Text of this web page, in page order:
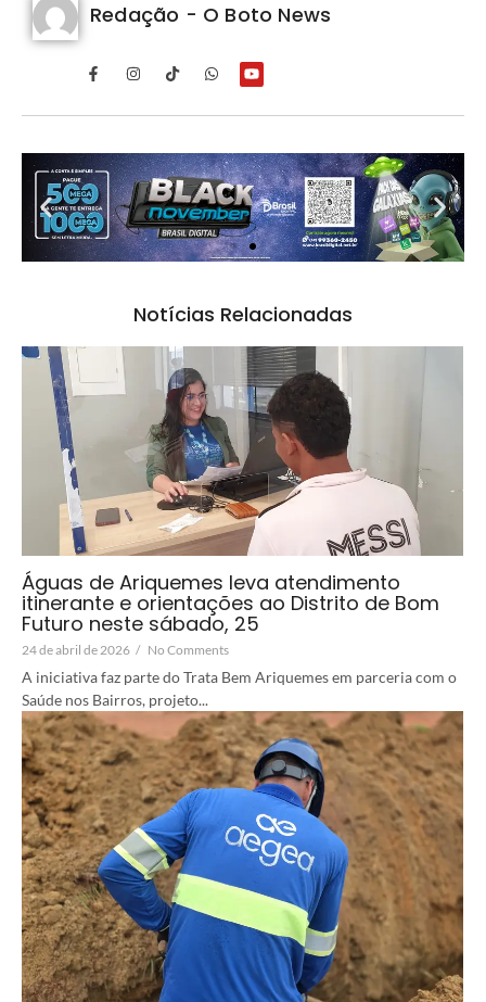
Redação - O Boto News
Notícias Relacionadas
Águas de Ariquemes leva atendimento
itinerante e orientações ao Distrito de Bom
Futuro neste sábado, 25
24 de abril de 2026 / No Comments
A iniciativa faz parte do Trata Bem Ariquemes em parceria com o
Saúde nos Bairros, projeto...